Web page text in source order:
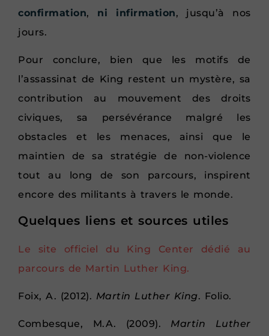
confirmation, ni infirmation, jusqu’à nos
jours.
Pour conclure, bien que les motifs de
l’assassinat de King restent un mystère, sa
contribution au mouvement des droits
civiques, sa persévérance malgré les
obstacles et les menaces, ainsi que le
maintien de sa stratégie de non-violence
tout au long de son parcours, inspirent
encore des militants à travers le monde.
Quelques liens et sources utiles
Le site officiel du King Center dédié au
parcours de Martin Luther King.
Foix, A. (2012). Martin Luther King. Folio.
Combesque, M.A. (2009). Martin Luther